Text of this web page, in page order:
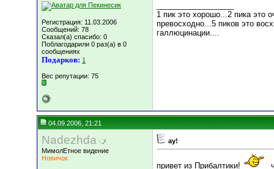
Регистрация: 11.03.2006
Сообщений: 78
Сказал(а) спасибо: 0
Поблагодарили 0 раз(а) в 0
сообщениях
Подарков: 1
Вес репутации: 75
1 пик это хорошо...2 пика это
превосходно...5 пиков это
галлюцинации....
04.09.2006, 21:21
Nadezhda
МимолЕтное видение
Новичок
ау!
привет из Прибалтики!